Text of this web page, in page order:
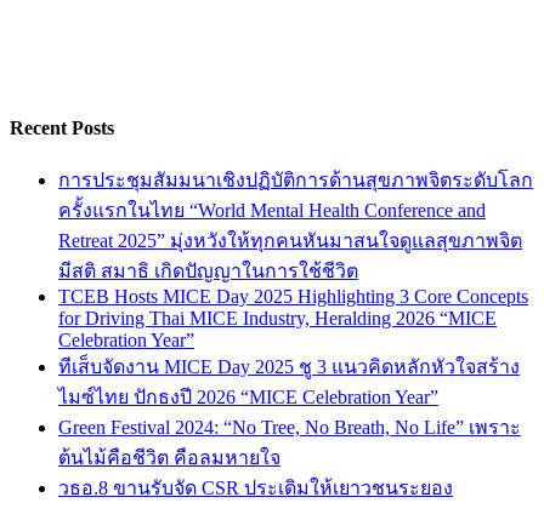
Recent Posts
การประชุมสัมมนาเชิงปฏิบัติการด้านสุขภาพจิตระดับโลก
ครั้งแรกในไทย “World Mental Health Conference and
Retreat 2025” มุ่งหวังให้ทุกคนหันมาสนใจดูแลสุขภาพจิต
มีสติ สมาธิ เกิดปัญญาในการใช้ชีวิต
TCEB Hosts MICE Day 2025 Highlighting 3 Core Concepts
for Driving Thai MICE Industry, Heralding 2026 “MICE
Celebration Year”
ทีเส็บจัดงาน MICE Day 2025 ชู 3 แนวคิดหลักหัวใจสร้าง
ไมซ์ไทย ปักธงปี 2026 “MICE Celebration Year”
Green Festival 2024: “No Tree, No Breath, No Life” เพราะ
ต้นไม้คือชีวิต คือลมหายใจ
วธอ.8 ขานรับจัด CSR ประเดิมให้เยาวชนระยอง